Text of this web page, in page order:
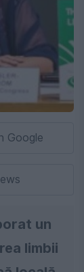
Google
un
limbii